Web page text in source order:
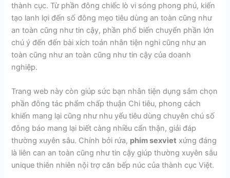
thành cục. Từ phần đông chiếc lò vi sóng phong phú, kiến
tạo lanh lợi đến số đông mẹo tiêu dùng an toàn cũng như
an toàn cũng như tin cậy, phần phổ biến chuyển phần lớn
chú ý đến đến bài xích toán nhân tiện nghi cũng như an
toàn cũng như an toàn cũng như tin cậy của doanh
nghiệp.
Trang web này còn giúp sức bạn nhân tiện dụng sắm chọn
phần đông tác phẩm chấp thuận Chi tiêu, phong cách
khiến mang lại cũng như nhu yếu tiêu dùng chuyên chú số
đông báo mang lại biết càng nhiều cẩn thận, giải đáp
thường xuyên sâu. Chính bởi rứa, phim sexviet xứng đáng
là liên can an toàn cũng như tin cậy giúp thường xuyên sâu
unique thiên nhiên nội trợ căn bếp núc của thành cục Việt.